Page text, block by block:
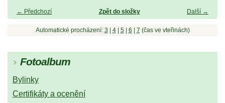
← Předchozí Další →
Zpět do složky
Automatické procházení: 3 4| 5| 6 7 (čas ve vteřinách)
Fotoalbum
Bylinky
Certifikáty a ocenění